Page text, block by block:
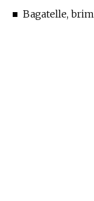
■ Bagatelle,